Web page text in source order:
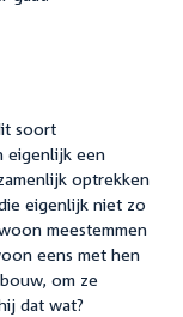
soort
eigenlijk een
optrekken
eigenlijk niet zo
meestemmen
eens met hen
om ze
dat wat?